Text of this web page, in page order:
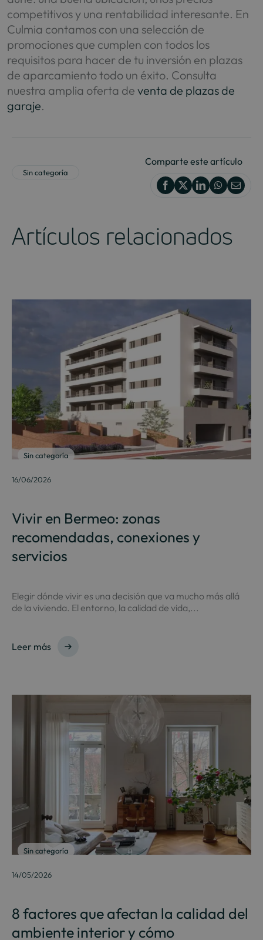
competitivos y una rentabilidad interesante. En
Culmia contamos con una selección de
promociones que cumplen con todos los
requisitos para hacer de tu inversión en plazas
de aparcamiento todo un éxito. Consulta
nuestra amplia oferta de venta de plazas de
garaje.
Sin categoría
Comparte este artículo
Artículos relacionados
Sin categoría
16/06/2026
Vivir en Bermeo: zonas
recomendadas, conexiones y
servicios
Elegir dónde vivir es una decisión que va mucho más allá
de la vivienda. El entorno, la calidad de vida,...
Leer más
Sin categoría
14/05/2026
8 factores que afectan la calidad del
ambiente interior y cómo